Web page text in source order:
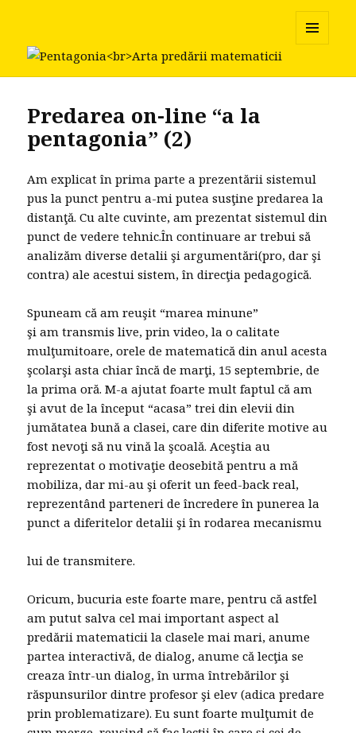
WIDGETS
Predarea on-line “a la
pentagonia” (2)
Am explicat în prima parte a prezentării sistemul
pus la punct pentru a-mi putea susţine predarea la
distanţă. Cu alte cuvinte, am prezentat sistemul din
punct de vedere tehnic.În continuare ar trebui să
analizăm diverse detalii şi argumentări(pro, dar şi
contra) ale acestui sistem, în direcţia pedagogică.
Spuneam că am reuşit “marea minune”
şi am transmis live, prin video, la o calitate
mulţumitoare, orele de matematică din anul acesta
şcolarşi asta chiar încă de marţi, 15 septembrie, de
la prima oră. M-a ajutat foarte mult faptul că am
şi avut de la început “acasa” trei din elevii din
jumătatea bună a clasei, care din diferite motive au
fost nevoţi să nu vină la şcoală. Aceştia au
reprezentat o motivaţie deosebită pentru a mă
mobiliza, dar mi-au şi oferit un feed-back real,
reprezentând parteneri de încredere în punerea la
punct a diferitelor detalii şi în rodarea mecanismu
lui de transmitere.
Oricum, bucuria este foarte mare, pentru că astfel
am putut salva cel mai important aspect al
predării matematicii la clasele mai mari, anume
partea interactivă, de dialog, anume că lecţia se
creaza într-un dialog, în urma întrebărilor şi
răspunsurilor dintre profesor şi elev (adica predare
prin problematizare). Eu sunt foarte mulţumit de